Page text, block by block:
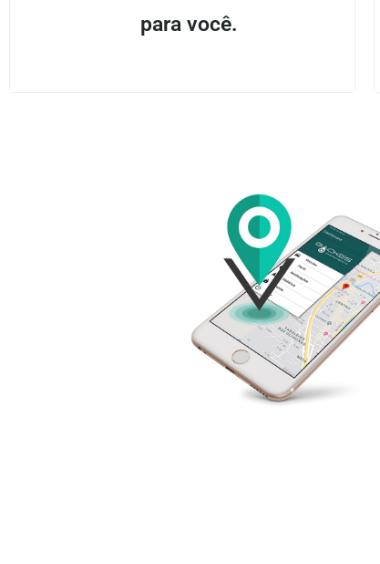
para você.
Entre em contato